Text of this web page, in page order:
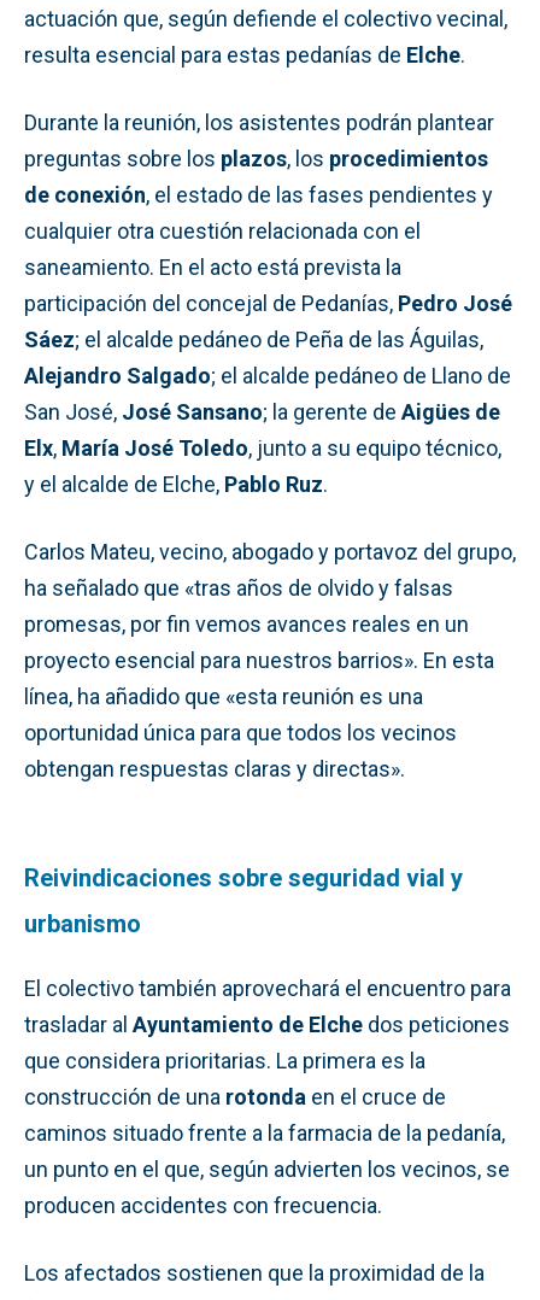
actuación que, según defiende el colectivo vecinal,
resulta esencial para estas pedanías de Elche.
Durante la reunión, los asistentes podrán plantear
preguntas sobre los plazos, los procedimientos
de conexión, el estado de las fases pendientes y
cualquier otra cuestión relacionada con el
saneamiento. En el acto está prevista la
participación del concejal de Pedanías, Pedro José
Sáez; el alcalde pedáneo de Peña de las Águilas,
Alejandro Salgado; el alcalde pedáneo de Llano de
San José, José Sansano; la gerente de Aigües de
Elx, María José Toledo, junto a su equipo técnico,
y el alcalde de Elche, Pablo Ruz.
Carlos Mateu, vecino, abogado y portavoz del grupo,
ha señalado que «tras años de olvido y falsas
promesas, por fin vemos avances reales en un
proyecto esencial para nuestros barrios». En esta
línea, ha añadido que «esta reunión es una
oportunidad única para que todos los vecinos
obtengan respuestas claras y directas».
Reivindicaciones sobre seguridad vial y
urbanismo
El colectivo también aprovechará el encuentro para
trasladar al Ayuntamiento de Elche dos peticiones
que considera prioritarias. La primera es la
construcción de una rotonda en el cruce de
caminos situado frente a la farmacia de la pedanía,
un punto en el que, según advierten los vecinos, se
producen accidentes con frecuencia.
Los afectados sostienen que la proximidad de la